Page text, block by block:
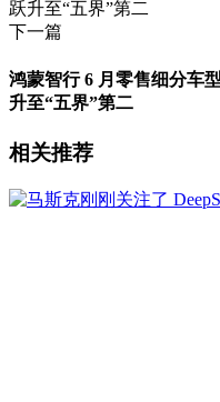
下一篇
鸿蒙智行 6 月零售细分车
升至“五界”第二
相关推荐